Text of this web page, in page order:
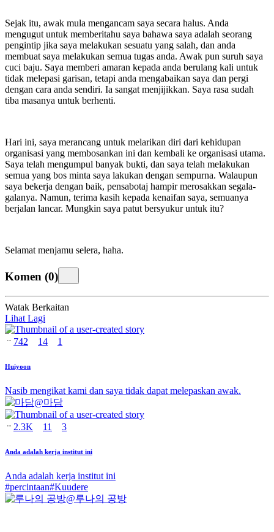
Sejak itu, awak mula mengancam saya secara halus. Anda
mengugut untuk memberitahu saya bahawa saya adalah seorang
pengintip jika saya melakukan sesuatu yang salah, dan anda
membuat saya melakukan semua tugas anda. Awak pun suruh saya
cuci baju. Saya memberi amaran kepada anda berulang kali untuk
tidak melepasi garisan, tetapi anda mengabaikan saya dan pergi
dengan cara anda sendiri. Ia sangat menjijikkan. Saya rasa sudah
tiba masanya untuk berhenti.
Hari ini, saya merancang untuk melarikan diri dari kehidupan
organisasi yang membosankan ini dan kembali ke organisasi utama.
Saya telah mengumpul banyak bukti, dan saya telah melakukan
semua yang bos minta saya lakukan dengan sempurna. Walaupun
saya bekerja dengan baik, pensabotaj hampir merosakkan segala-
galanya. Namun, terima kasih kepada kenaifan saya, semuanya
berjalan lancar. Mungkin saya patut bersyukur untuk itu?
Selamat menjamu selera, haha.
Komen (0)
Watak Berkaitan
Lihat Lagi
742 14 1
Huiyoon
Nasib mengikat kami dan saya tidak dapat melepaskan awak.
@마담
2.3K 11 3
Anda adalah kerja institut ini
Anda adalah kerja institut ini
#percintaan#Kuudere
@루나의 공방